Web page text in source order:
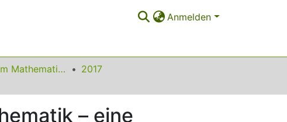
Anmelden
Beiträge zum Mathematikunterricht
2017
– eine